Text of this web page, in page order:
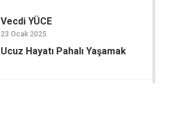
Vecdi YÜCE
23 Ocak 2025
Ucuz Hayatı Pahalı Yaşamak